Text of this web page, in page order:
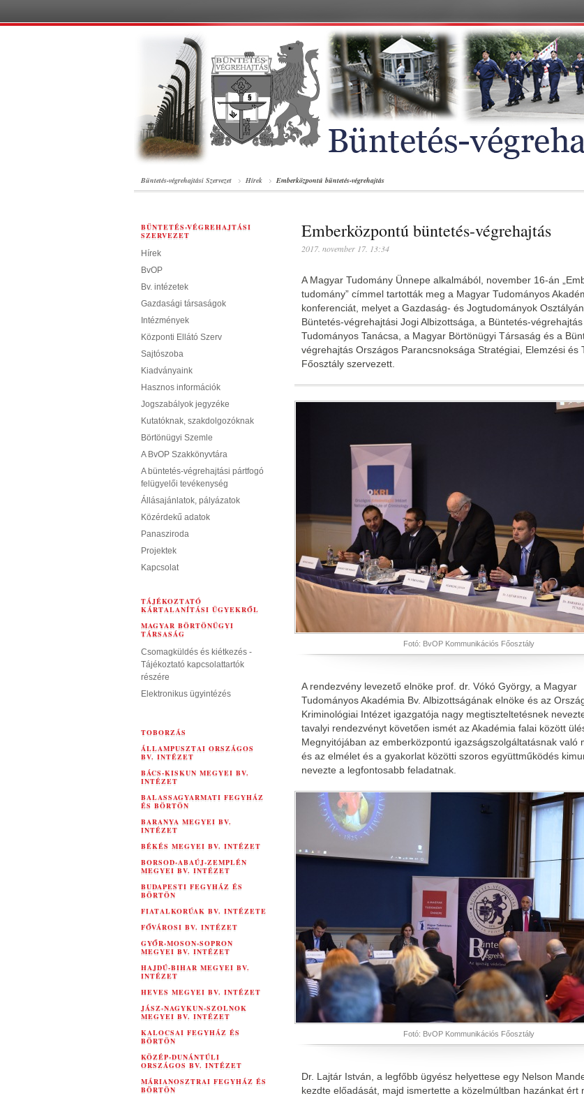
Büntetés-végrehajtási Szervezet Hírek Emberközpontú büntetés-végrehajtás
BÜNTETÉS-VÉGREHAJTÁSI
SZERVEZET
Hírek
BvOP
Bv. intézetek
Gazdasági társaságok
Intézmények
Központi Ellátó Szerv
Sajtószoba
Kiadványaink
Hasznos információk
Jogszabályok jegyzéke
Kutatóknak, szakdolgozóknak
Börtönügyi Szemle
A BvOP Szakkönyvtára
A büntetés-végrehajtási pártfogó
felügyelői tevékenység
Állásajánlatok, pályázatok
Közérdekű adatok
Panasziroda
Projektek
Kapcsolat
TÁJÉKOZTATÓ
KÁRTALANÍTÁSI ÜGYEKRŐL
MAGYAR BÖRTÖNÜGYI
TÁRSASÁG
Csomagküldés és kiétkezés -
Tájékoztató kapcsolattartók
részére
Elektronikus ügyintézés
TOBORZÁS
ÁLLAMPUSZTAI ORSZÁGOS
BV. INTÉZET
BÁCS-KISKUN MEGYEI BV.
INTÉZET
BALASSAGYARMATI FEGYHÁZ
ÉS BÖRTÖN
BARANYA MEGYEI BV.
INTÉZET
BÉKÉS MEGYEI BV. INTÉZET
BORSOD-ABAÚJ-ZEMPLÉN
MEGYEI BV. INTÉZET
BUDAPESTI FEGYHÁZ ÉS
BÖRTÖN
FIATALKORÚAK BV. INTÉZETE
FŐVÁROSI BV. INTÉZET
GYŐR-MOSON-SOPRON
MEGYEI BV. INTÉZET
HAJDÚ-BIHAR MEGYEI BV.
INTÉZET
HEVES MEGYEI BV. INTÉZET
JÁSZ-NAGYKUN-SZOLNOK
MEGYEI BV. INTÉZET
KALOCSAI FEGYHÁZ ÉS
BÖRTÖN
KÖZÉP-DUNÁNTÚLI
ORSZÁGOS BV. INTÉZET
MÁRIANOSZTRAI FEGYHÁZ ÉS
BÖRTÖN
Emberközpontú büntetés-végrehajtás
2017. november 17. 13:34
A Magyar Tudomány Ünnepe alkalmából, november 16-án
tudomány” címmel tartották meg a Magyar Tudományos
konferenciát, melyet a Gazdaság- és Jogtudományok
Büntetés-végrehajtási Jogi Albizottsága, a Büntetés-végrehajtás
Tudományos Tanácsa, a Magyar Börtönügyi Társaság és a
végrehajtás Országos Parancsnoksága Stratégiai, Elemzési és
Főosztály szervezett.
Fotó: BvOP Kommunikációs Főosztály
A rendezvény levezető elnöke prof. dr. Vókó György, a Magyar
Tudományos Akadémia Bv. Albizottságának elnöke és az
Kriminológiai Intézet igazgatója nagy megtiszteltetésnek
tavalyi rendezvényt követően ismét az Akadémia falai között
Megnyitójában az emberközpontú igazságszolgáltatásnak való
és az elmélet és a gyakorlat közötti szoros együttműködés
nevezte a legfontosabb feladatnak.
Fotó: BvOP Kommunikációs Főosztály
Dr. Lajtár István, a legfőbb ügyész helyettese egy Nelson
kezdte előadását, majd ismertette a közelmúltban hazánkat ért